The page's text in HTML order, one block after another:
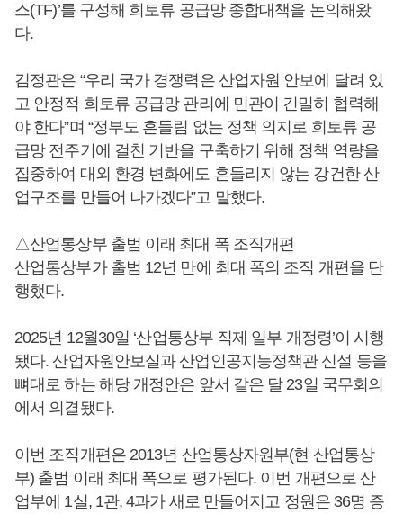
스(TF)’를 구성해 희토류 공급망 종합대책을 논의해왔
다.
김정관은 “우리 국가 경쟁력은 산업자원 안보에 달려 있
고 안정적 희토류 공급망 관리에 민관이 긴밀히 협력해
야 한다”며 “정부도 흔들림 없는 정책 의지로 희토류 공
급망 전주기에 걸친 기반을 구축하기 위해 정책 역량을
집중하여 대외 환경 변화에도 흔들리지 않는 강건한 산
업구조를 만들어 나가겠다”고 말했다.
△산업통상부 출범 이래 최대 폭 조직개편
산업통상부가 출범 12년 만에 최대 폭의 조직 개편을 단
행했다.
2025년 12월30일 ‘산업통상부 직제 일부 개정령’이 시행
됐다. 산업자원안보실과 산업인공지능정책관 신설 등을
뼈대로 하는 해당 개정안은 앞서 같은 달 23일 국무회의
에서 의결됐다.
이번 조직개편은 2013년 산업통상자원부(현 산업통상
부) 출범 이래 최대 폭으로 평가된다. 이번 개편으로 산
업부에 1실, 1관, 4과가 새로 만들어지고 정원은 36명 증